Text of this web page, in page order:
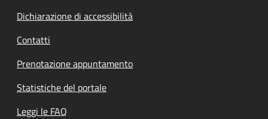
Dichiarazione di accessibilità
Contatti
Prenotazione appuntamento
Statistiche del portale
Leggi le FAQ